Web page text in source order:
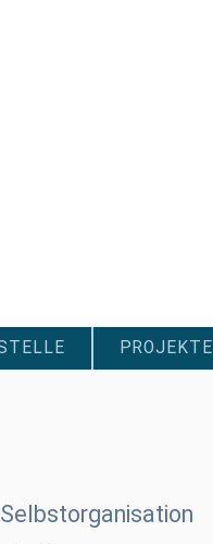
PROJEKTE